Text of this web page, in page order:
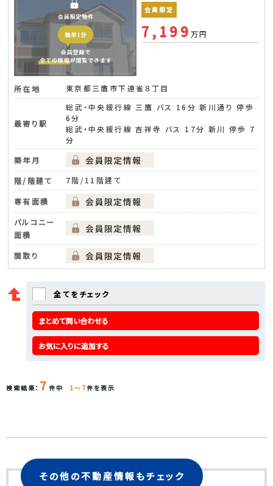
会員限定
7,199万円
所在地 東京都三鷹市下連雀８丁目
最寄り駅
総武・中央緩行線 三鷹 バス 16分 新川通り 停歩
6分
総武・中央緩行線 吉祥寺 バス 17分 新川 停歩 7
分
築年月
階/階建て
7階/11階建て
専有面積
バルコニー
面積
間取り
全てをチェック
まとめて問い合わせる
お気に入りに追加する
検索結果： 7 件中 1～7件を表示
その他の不動産情報もチェック